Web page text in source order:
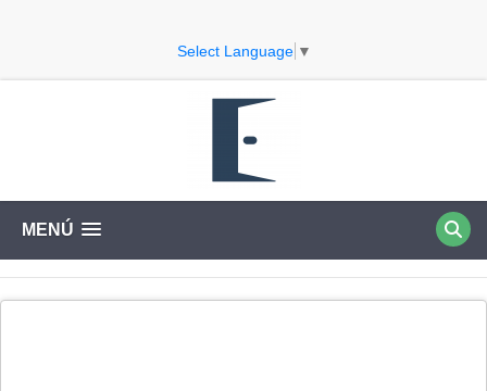
Select Language ▼
MENÚ